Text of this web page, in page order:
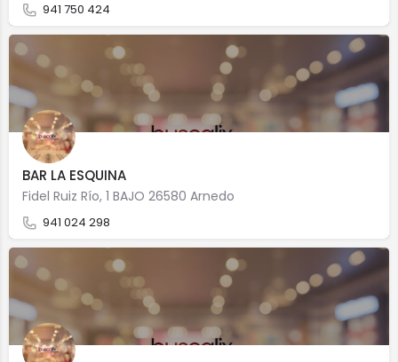
941 750 424
BAR LA ESQUINA
Fidel Ruiz Río, 1 BAJO 26580 Arnedo
941 024 298